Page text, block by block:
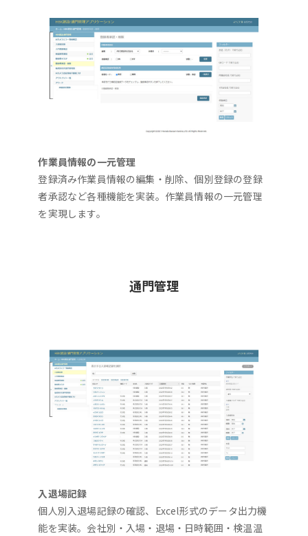
作業員情報の一元管理
登録済み作業員情報の編集・削除、個別登録の登録
者承認など各種機能を実装。作業員情報の一元管理
を実現します。
通門管理
入退場記録
個人別入退場記録の確認、Excel形式のデータ出力機
能を実装。会社別・入場・退場・日時範囲・検温温